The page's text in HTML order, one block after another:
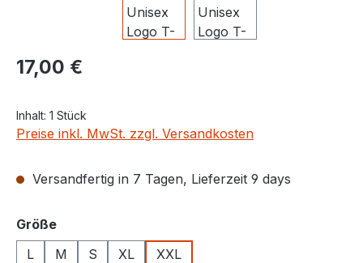
Regulärer Preis:
17,00 €
Inhalt: 1 Stück
Preise inkl. MwSt. zzgl. Versandkosten
Versandfertig in 7 Tagen, Lieferzeit 9 days
Größeauswählen
L
M S XL XXL